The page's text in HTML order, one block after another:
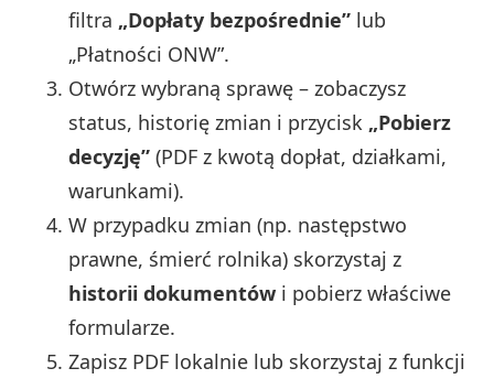
filtra „Dopłaty bezpośrednie” lub
„Płatności ONW”.
Otwórz wybraną sprawę – zobaczysz
status, historię zmian i przycisk „Pobierz
decyzję” (PDF z kwotą dopłat, działkami,
warunkami).
W przypadku zmian (np. następstwo
prawne, śmierć rolnika) skorzystaj z
historii dokumentów i pobierz właściwe
formularze.
Zapisz PDF lokalnie lub skorzystaj z funkcji